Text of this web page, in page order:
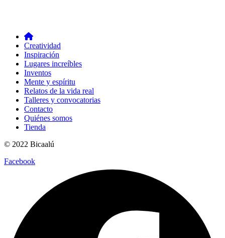
Creatividad
Inspiración
Lugares increíbles
Inventos
Mente y espíritu
Relatos de la vida real
Talleres y convocatorias
Contacto
Quiénes somos
Tienda
© 2022 Bicaalú
Facebook